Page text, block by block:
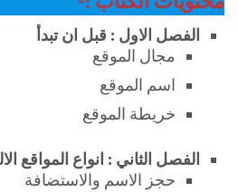
الفصل الاول : قبل ان تبدأ
مجال الموقع
اسم الموقع
خريطة الموقع
الفصل الثاني : انواع المواقع
حجز الاسم والاستضافة